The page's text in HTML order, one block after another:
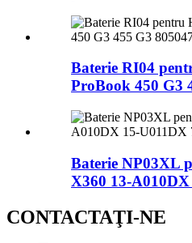
Baterie RI04
ProBook 450 G3
Baterie NP03XL
X360 13-A010DX
CONTACTAŢI-NE